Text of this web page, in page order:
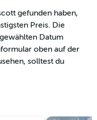
gefunden haben,
Preis. Die
Datum
oben auf der
solltest du